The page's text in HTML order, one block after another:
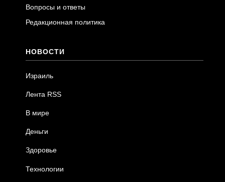
Вопросы и ответы
Редакционная политика
НОВОСТИ
Израиль
Лента RSS
В мире
Деньги
Здоровье
Технологии